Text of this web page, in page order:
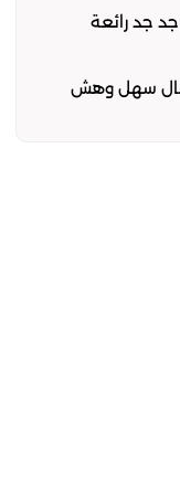
جد جد رائعة
سهل وهش